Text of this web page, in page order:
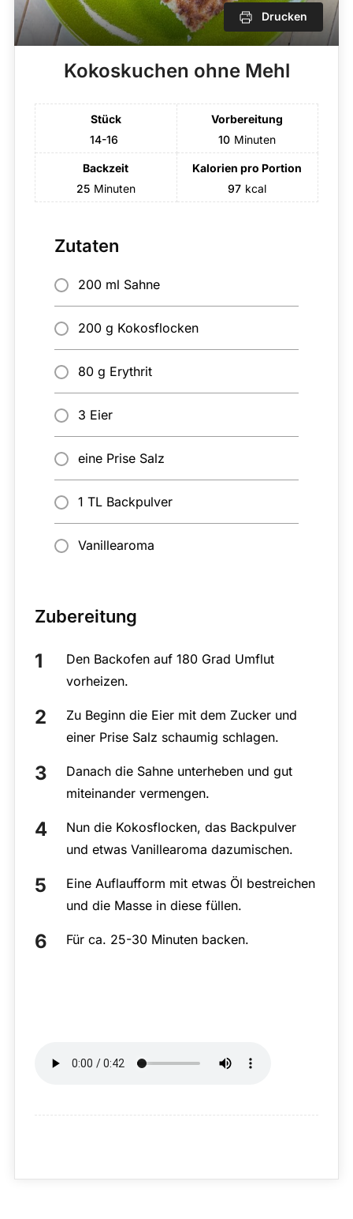
Drucken
Kokoskuchen ohne Mehl
Stück
14-16
Vorbereitung
10 Minuten
Backzeit
25 Minuten
Kalorien pro Portion
97 kcal
Zutaten
200 ml Sahne
200 g Kokosflocken
80 g Erythrit
3 Eier
eine Prise Salz
1 TL Backpulver
Vanillearoma
Zubereitung
Den Backofen auf 180 Grad Umflut
vorheizen.
Zu Beginn die Eier mit dem Zucker und
einer Prise Salz schaumig schlagen.
Danach die Sahne unterheben und gut
miteinander vermengen.
Nun die Kokosflocken, das Backpulver
und etwas Vanillearoma dazumischen.
Eine Auflaufform mit etwas Öl bestreichen
und die Masse in diese füllen.
Für ca. 25-30 Minuten backen.